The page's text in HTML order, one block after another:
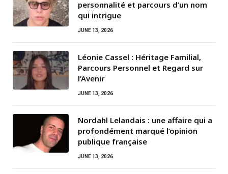
personnalité et parcours d’un nom
qui intrigue
JUNE 13, 2026
Léonie Cassel : Héritage Familial,
Parcours Personnel et Regard sur
l’Avenir
JUNE 13, 2026
Nordahl Lelandais : une affaire qui a
profondément marqué l’opinion
publique française
JUNE 13, 2026